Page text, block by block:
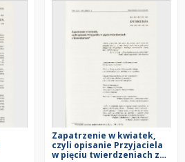
Zapatrzenie w kwiatek,
czyli opisanie Przyjaciela
w pięciu twierdzeniach z